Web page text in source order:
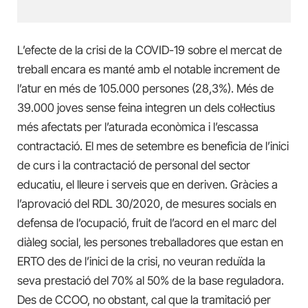
L’efecte de la crisi de la COVID-19 sobre el mercat de
treball encara es manté amb el notable increment de
l’atur en més de 105.000 persones (28,3%). Més de
39.000 joves sense feina integren un dels col·lectius
més afectats per l’aturada econòmica i l’escassa
contractació. El mes de setembre es beneficia de l’inici
de curs i la contractació de personal del sector
educatiu, el lleure i serveis que en deriven. Gràcies a
l’aprovació del RDL 30/2020, de mesures socials en
defensa de l’ocupació, fruit de l’acord en el marc del
diàleg social, les persones treballadores que estan en
ERTO des de l’inici de la crisi, no veuran reduïda la
seva prestació del 70% al 50% de la base reguladora.
Des de CCOO, no obstant, cal que la tramitació per